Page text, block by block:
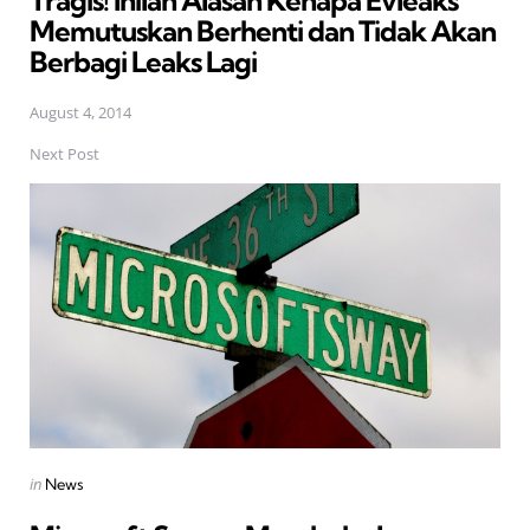
Memutuskan Berhenti dan Tidak Akan
Berbagi Leaks Lagi
August 4, 2014
Next Post
Posted
in News